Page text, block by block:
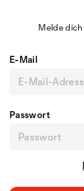
Melde
E-Mail
Passwort